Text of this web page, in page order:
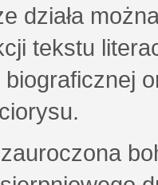
działa
tekstu